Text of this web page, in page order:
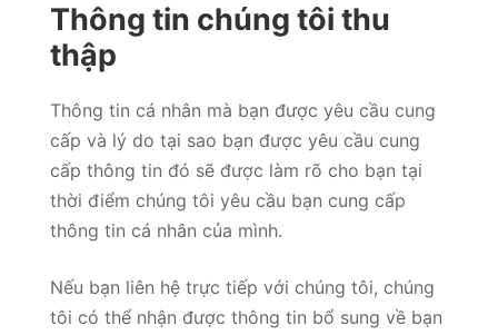
Thông tin chúng tôi thu
thập
Thông tin cá nhân mà bạn được yêu cầu cung
cấp và lý do tại sao bạn được yêu cầu cung
cấp thông tin đó sẽ được làm rõ cho bạn tại
thời điểm chúng tôi yêu cầu bạn cung cấp
thông tin cá nhân của mình.
Nếu bạn liên hệ trực tiếp với chúng tôi, chúng
tôi có thể nhận được thông tin bổ sung về bạn